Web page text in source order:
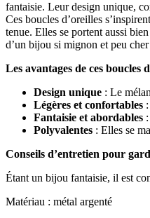
fantaisie. Leur design unique,
Ces boucles d’oreilles
tenue. Elles se portent aussi
d’un bijou si mignon et peu
Les avantages de ces boucles
Design unique : Le
Légères et confortables
Fantaisie et abordables
Polyvalentes : Elles se
Conseils d’entretien pour
Étant un bijou fantaisie, il est
Matériau : métal argenté